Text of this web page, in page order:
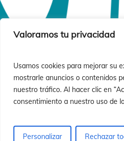
Valoramos tu privacidad
Usamos cookies para mejorar su
mostrarle anuncios o contenidos
nuestro tráfico. Al hacer clic en
consentimiento a nuestro uso de
Personalizar Rechazar